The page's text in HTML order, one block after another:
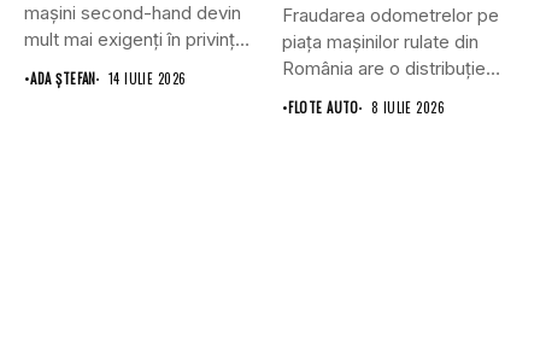
mașini second-hand devin
mult mai exigenți în privința
acoperirii...
•ADA ȘTEFAN 14 IULIE 2026
Fraudarea odometrelor pe
piața mașinilor rulate din
România are o distribuție
inegală...
•FLOTE AUTO 8 IULIE 2026